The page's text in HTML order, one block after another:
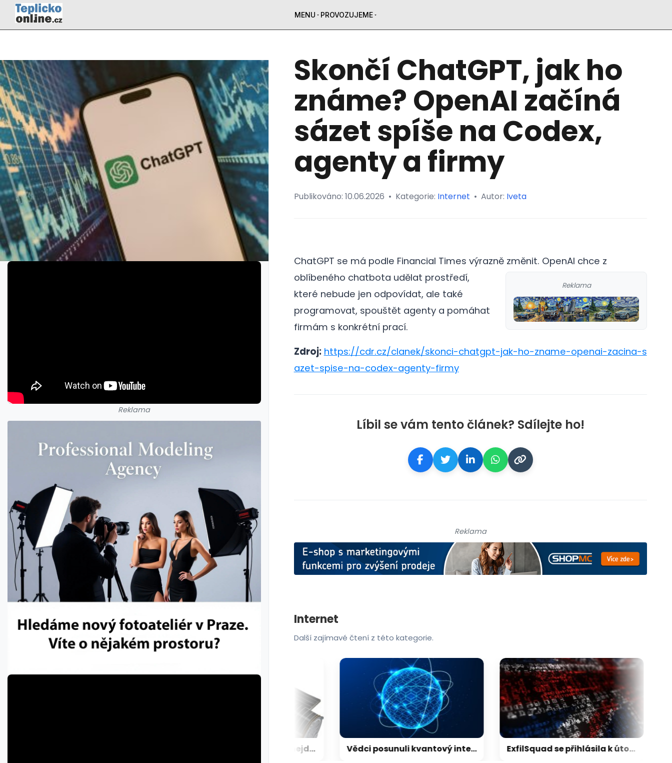
MENU PROVOZUJEME
Reklama
Skončí ChatGPT, jak ho
známe? OpenAI začíná
sázet spíše na Codex,
agenty a firmy
Publikováno: 10.06.2026 • Kategorie: Internet • Autor: Iveta
ChatGPT se má podle Financial Times výrazně změnit.
Reklama
OpenAI chce z
oblíbeného chatbota udělat prostředí,
které nebude jen odpovídat, ale také
programovat, spouštět agenty a pomáhat
firmám s konkrétní prací.
Zdroj: https://cdr.cz/clanek/skonci-chatgpt-jak-ho-zname-openai-zacina-s
azet-spise-na-codex-agenty-firmy
Líbil se vám tento článek? Sdílejte ho!
Reklama
Internet
Další zajímavé čtení z této kategorie.
LEGO představilo dosud nejdetailnější model Hubbleova teleskopu Vědci posunuli kvantový internet. Propojili ho s běžným internetem ExfilSquad se přihlásila k útoku na britskou policii. Žádala výkupné za mlčení